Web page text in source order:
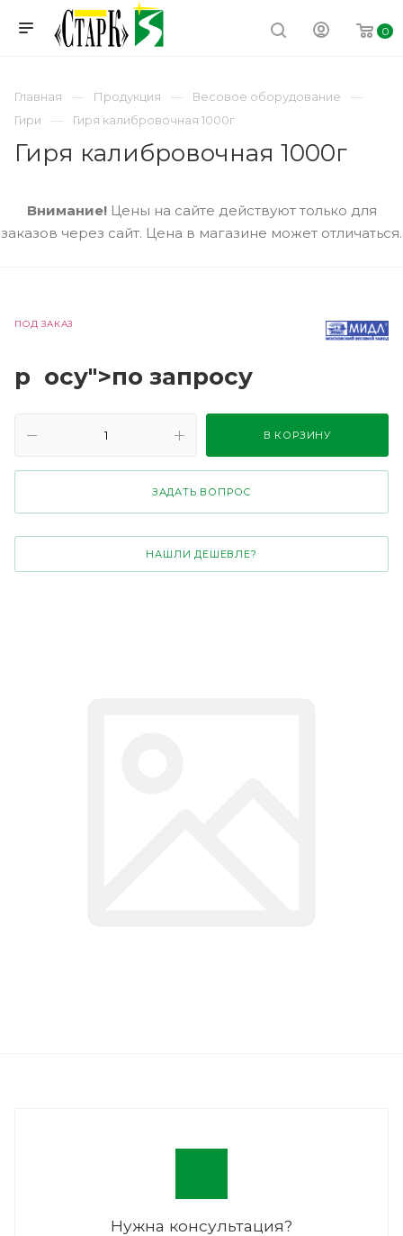
0
Главная Продукция
Весовое оборудование
Гири
Гиря калибровочная 1000г
Гиря калибровочная 1000г
Внимание!Цены на сайте действуют только для
заказов через сайт. Цена в магазине может отличаться.
ПОД ЗАКАЗ
р осу">по запросу
В КОРЗИНУ
ЗАДАТЬ ВОПРОС
НАШЛИ ДЕШЕВЛЕ?
Нужна консультация?